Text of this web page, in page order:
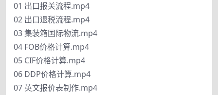
01 出口报关流程.mp4
02 出口退税流程.mp4
03 集装箱国际物流.mp4
04 FOB价格计算.mp4
05 CIF价格计算.mp4
06 DDP价格计算.mp4
07 英文报价表制作.mp4